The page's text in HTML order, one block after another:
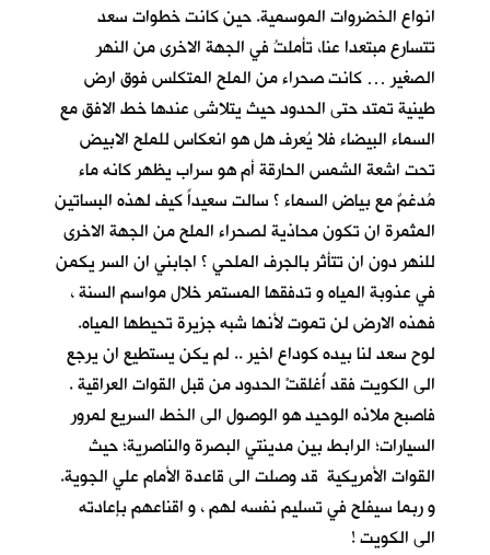
انواع الخضروات الموسمية. حين كانت خطوات سعد
تتسارع مبتعدا عنا، تأملتُ في الجهة الاخرى من النهر
الصغير … كانت صحراء من الملح المتكلس فوق ارض
طينية تمتد حتى الحدود حيث يتلاشى عندها خط الافق مع
السماء البيضاء فلا يُعرف هل هو انعكاس للملح الابيض
تحت اشعة الشمس الحارقة أم هو سراب يظهر كانه ماء
مُدغمٌ مع بياض السماء ؟ سالت سعيداً كيف لهذه البساتين
المثمرة ان تكون محاذية لصحراء الملح من الجهة الاخرى
للنهر دون ان تتأثر بالجرف الملحي ؟ اجابني ان السر يكمن
في عذوبة المياه و تدفقها المستمر خلال مواسم السنة ،
فهذه الارض لن تموت لأنها شبه جزيرة تحيطها المياه.
لوح سعد لنا بيده كوداع اخير .. لم يكن يستطيع ان يرجع
الى الكويت فقد أُغلقتْ الحدود من قبل القوات العراقية .
فاصبح ملاذه الوحيد هو الوصول الى الخط السريع لمرور
السيارات؛ الرابط بين مدينتي البصرة والناصرية؛ حيث
القوات الأمريكية قد وصلت الى قاعدة الأمام علي الجوية.
و ربما سيفلح في تسليم نفسه لهم ، و اقناعهم بإعادته
الى الكويت !